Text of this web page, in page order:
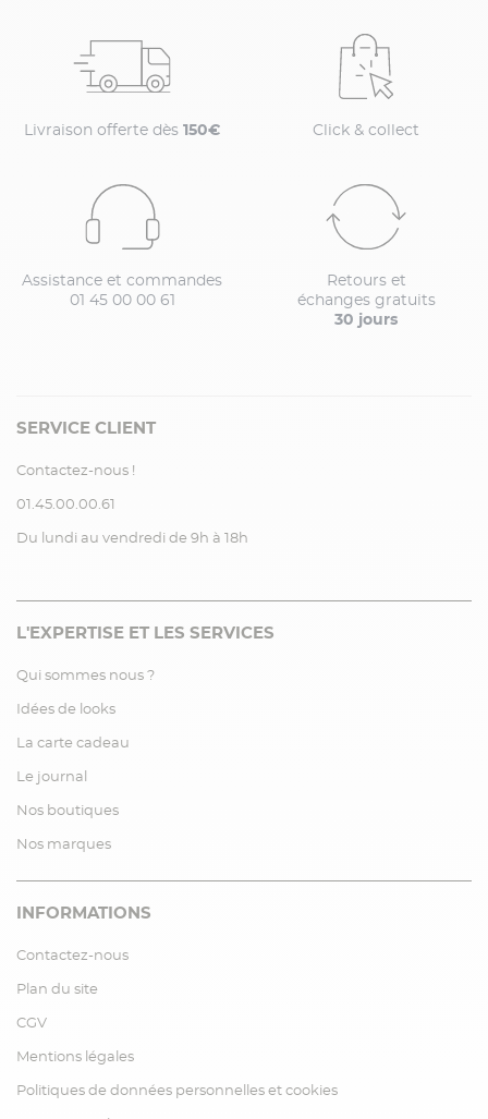
Livraison offerte dès 150€ Click & collect
Assistance et commandes
01 45 00 00 61
Retours et
échanges gratuits
30 jours
SERVICE CLIENT
Contactez-nous !
01.45.00.00.61
Du lundi au vendredi de 9h à 18h
L'EXPERTISE ET LES SERVICES
Qui sommes nous ?
Idées de looks
La carte cadeau
Le journal
Nos boutiques
Nos marques
INFORMATIONS
Contactez-nous
Plan du site
CGV
Mentions légales
Politiques de données personnelles et cookies